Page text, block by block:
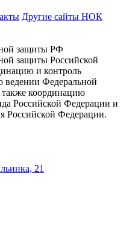
Другие сайты НОК
защиты РФ
защиты Российской
и контроль
ведении Федеральной
также координацию
Российской Федерации и
Российской Федерации.
21